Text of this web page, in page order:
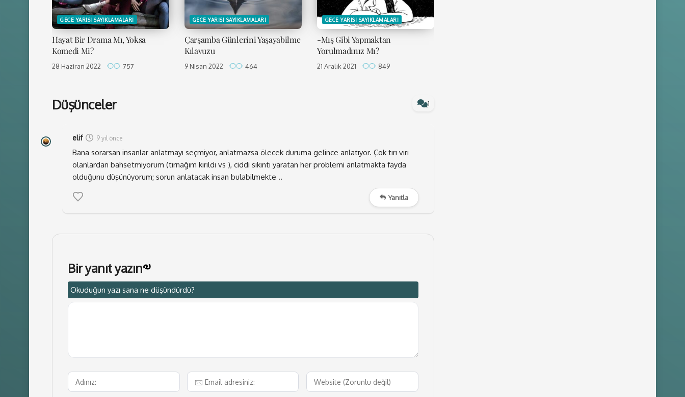
GECE YARISI SAYIKLAMALARI
Hayat Bir Drama Mı, Yoksa
Komedi Mi?
28 Haziran 2022 757
GECE YARISI SAYIKLAMALARI
Çarşamba Günlerini Yaşayabilme
Kılavuzu
9 Nisan 2022 464
GECE YARISI SAYIKLAMALARI
-Mış Gibi Yapmaktan
Yorulmadınız Mı?
21 Aralık 2021 849
Düşünceler 1
elif 9 yıl önce
Bana sorarsan insanlar anlatmayı seçmiyor, anlatmazsa ölecek duruma gelince anlatıyor. Çok tırı vırı
olanlardan bahsetmiyorum (tırnağım kırıldı vs ), ciddi sıkıntı yaratan her problemi anlatmakta fayda
olduğunu düşünüyorum; sorun anlatacak insan bulabilmekte ..
Yanıtla
Bir yanıt yazın
Okuduğun yazı sana ne düşündürdü?